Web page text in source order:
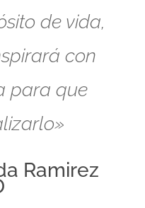
de vida,
con
para que
Ramirez